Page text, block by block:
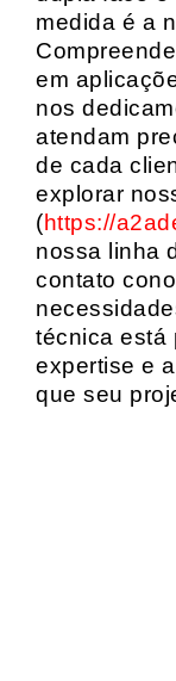
medida é a
em
nos
atendam
de cada
explorar
(https://
nossa linha
contato
técnica está
expertise e
que seu